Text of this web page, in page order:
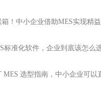
！中小企业借助MES实现精
标准化软件，企业到底该怎么
MES 选型指南，中小企业可以